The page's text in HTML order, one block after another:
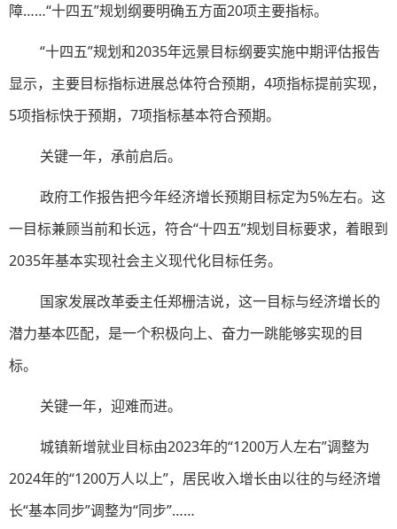
障……“十四五”规划纲要明确五方面20项主要指标。
“十四五”规划和2035年远景目标纲要实施中期评估报告
显示，主要目标指标进展总体符合预期，4项指标提前实现，
5项指标快于预期，7项指标基本符合预期。
关键一年，承前启后。
政府工作报告把今年经济增长预期目标定为5%左右。这
一目标兼顾当前和长远，符合“十四五”规划目标要求，着眼到
2035年基本实现社会主义现代化目标任务。
国家发展改革委主任郑栅洁说，这一目标与经济增长的
潜力基本匹配，是一个积极向上、奋力一跳能够实现的目
标。
关键一年，迎难而进。
城镇新增就业目标由2023年的“1200万人左右”调整为
2024年的“1200万人以上”，居民收入增长由以往的与经济增
长“基本同步”调整为“同步”……